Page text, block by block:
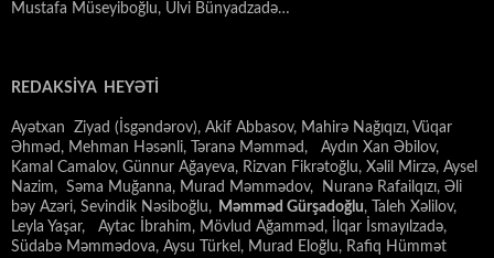
Mustafa Müseyiboğlu, Ülvi Bünyadzadə…
REDAKSİYA HEYƏTİ
Ayətxan Ziyad (İsgəndərov), Akif Abbasov, Mahirə Nağıqızı, Vüqar
Əhməd, Mehman Həsənli, Təranə Məmməd, Aydın Xan Əbilov,
Kamal Camalov, Günnur Ağayeva, Rizvan Fikrətoğlu, Xəlil Mirzə, Aysel
Nazim, Səma Muğanna, Murad Məmmədov, Nuranə Rafailqızı, Əli
bəy Azəri, Sevindik Nəsiboğlu, Məmməd Gürşadoğlu, Taleh Xəlilov,
Leyla Yaşar, Aytac İbrahim, Mövlud Ağamməd, İlqar İsmayılzadə,
Südabə Məmmədova, Aysu Türkel, Murad Eloğlu, Rafiq Hümmət